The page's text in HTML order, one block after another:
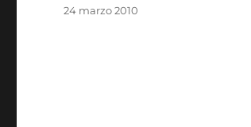
Publicado
24 marzo 2010